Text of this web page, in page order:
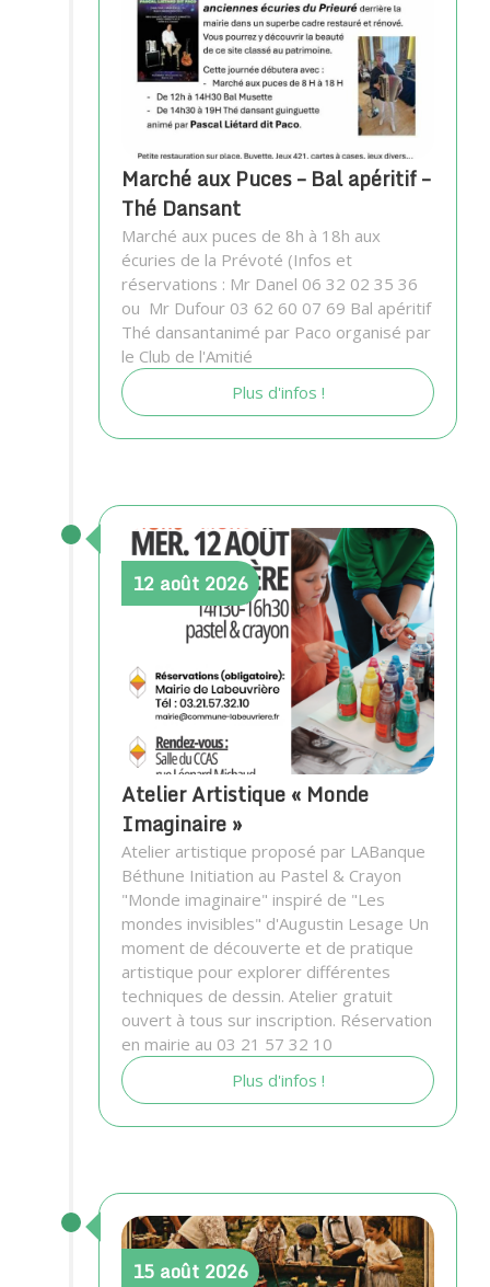
Marché aux Puces – Bal apéritif –
Thé Dansant
Marché aux puces de 8h à 18h aux
écuries de la Prévoté (Infos et
réservations : Mr Danel 06 32 02 35 36
ou Mr Dufour 03 62 60 07 69 Bal apéritif
Thé dansantanimé par Paco organisé par
le Club de l'Amitié
Plus d'infos !
12 août 2026
Atelier Artistique « Monde
Imaginaire »
Atelier artistique proposé par LABanque
Béthune Initiation au Pastel & Crayon
"Monde imaginaire" inspiré de "Les
mondes invisibles" d'Augustin Lesage Un
moment de découverte et de pratique
artistique pour explorer différentes
techniques de dessin. Atelier gratuit
ouvert à tous sur inscription. Réservation
en mairie au 03 21 57 32 10
Plus d'infos !
15 août 2026